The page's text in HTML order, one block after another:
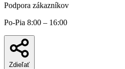
Podpora zákazníkov
Po-Pia 8:00 – 16:00
Zdieľať